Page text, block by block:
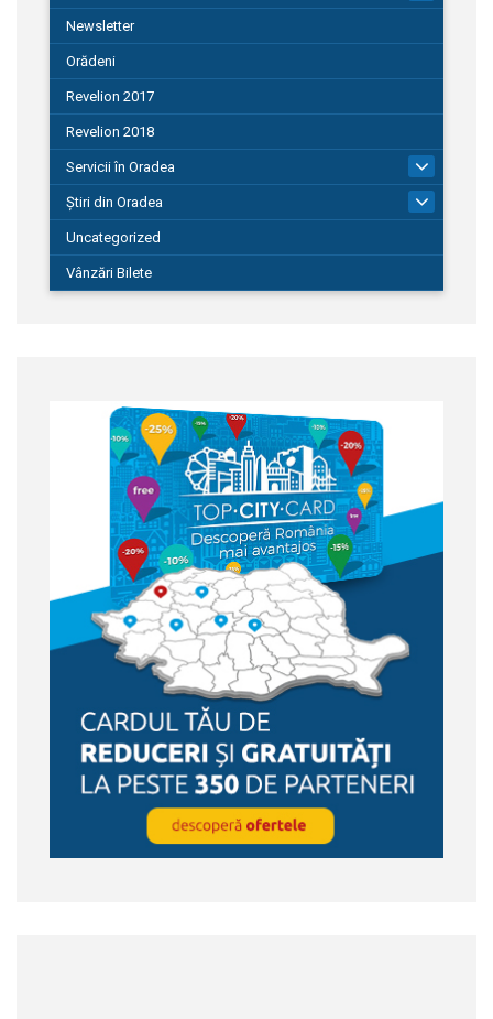
Newsletter
Orădeni
Revelion 2017
Revelion 2018
Servicii în Oradea
Știri din Oradea
Uncategorized
Vânzări Bilete